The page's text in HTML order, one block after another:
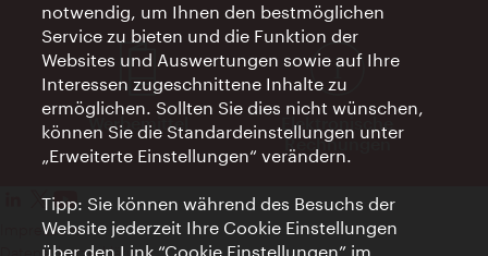
Werbemittel
Elektronische
Rechnungen
Impressum
notwendig, um Ihnen den bestmöglichen
Service zu bieten und die Funktion der
Websites und Auswertungen sowie auf Ihre
Interessen zugeschnittene Inhalte zu
ermöglichen. Sollten Sie dies nicht wünschen,
können Sie die Standardeinstellungen unter
„Erweiterte Einstellungen“ verändern.
Tipp: Sie können während des Besuchs der
Website jederzeit Ihre Cookie Einstellungen
über den Link “Cookie Einstellungen” im